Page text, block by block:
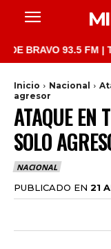
93.5 FM |
Inicio Nacional
agresor
ATAQUE EN
SOLO
NACIONAL
PUBLICADO EN 21